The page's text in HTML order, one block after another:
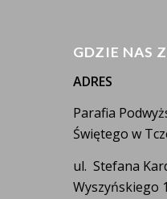
GDZIE NAS
ADRES
Parafia
Świętego w
ul. Stefana
Wyszyńskiego